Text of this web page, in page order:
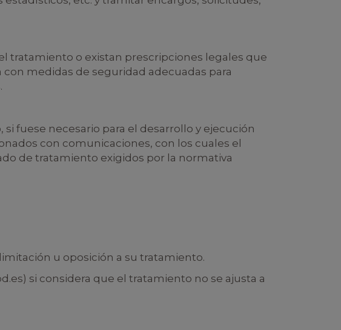
tratamiento o existan prescripciones legales que
medidas de seguridad adecuadas para
fuese necesario para el desarrollo y ejecución
con comunicaciones, con los cuales el
de tratamiento exigidos por la normativa
u oposición a su tratamiento.
si considera que el tratamiento no se ajusta a